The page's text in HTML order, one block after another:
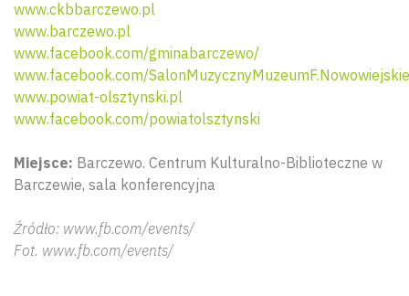
www.ckbbarczewo.pl
www.barczewo.pl
www.facebook.com/gminabarczewo/
www.facebook.com/
www.powiat-olsztynski.pl
www.facebook.com/powiatolsztynski
Miejsce: Barczewo. Centrum Kulturalno-Biblioteczne w
Barczewie, sala konferencyjna
Źródło: www.fb.com/events/
Fot. www.fb.com/events/